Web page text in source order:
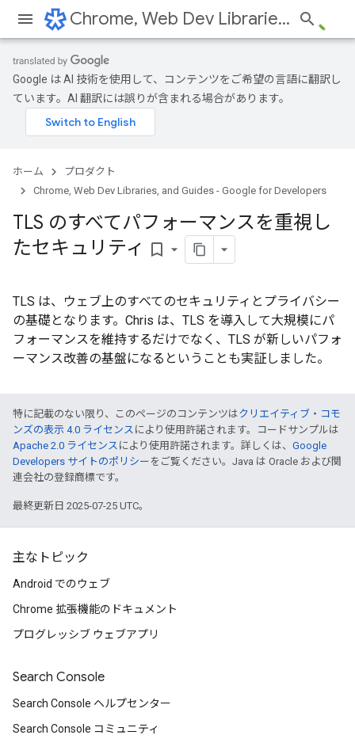
Chrome, Web Dev Libraries, and Guides - Google for Developers
Google は AI 技術を使用して、コンテンツをご希望の言語に翻訳し
ています。AI 翻訳には誤りが含まれる場合があります。
ホーム
プロダクト
Chrome, Web Dev Libraries, and Guides - Google for Developers
TLS のすべてパフォーマンスを重視し
たセキュリティ bookmark_border
TLS は、ウェブ上のすべてのセキュリティとプライバシー
の基礎となります。Chris は、TLS を導入して大規模にパ
フォーマンスを維持するだけでなく、TLS が新しいパフォ
ーマンス改善の基盤になるということも実証しました。
特に記載のない限り、このページのコンテンツはクリエイティブ・コモ
ンズの表示 4.0 ライセンス により使用許諾されます。コードサンプルは
Apache 2.0 ライセンス により使用許諾されます。詳しくは、 Google
Developers サイトのポリシー をご覧ください。Java は Oracle および関
連会社の登録商標です。
最終更新日 2025-07-25 UTC。
主なトピック
Android でのウェブ
Chrome 拡張機能のドキュメント
プログレッシブ ウェブアプリ
Search Console
Search Console ヘルプセンター
Search Console コミュニティ